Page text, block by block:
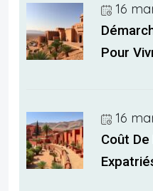
16
Pour
16
Coût